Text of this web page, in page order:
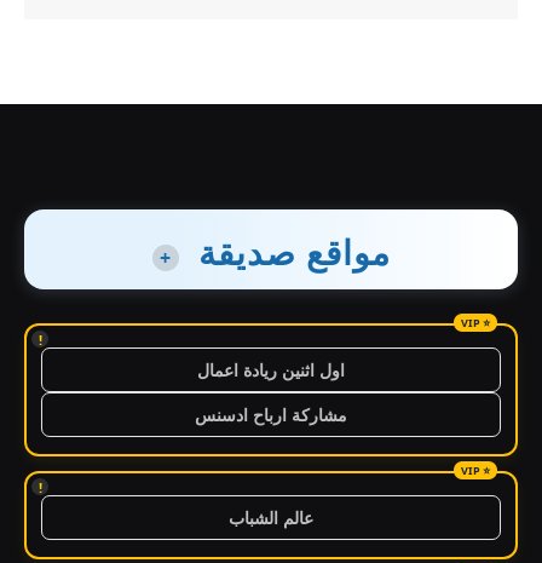
مواقع صديقة +
!
اول اثنين ريادة اعمال
مشاركة ارباح ادسنس
!
عالم الشباب